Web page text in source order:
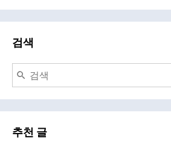
검색
추천 글